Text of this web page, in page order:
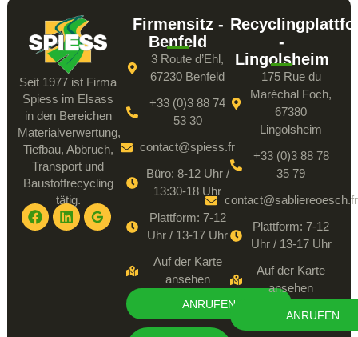
Seit 1977 ist Firma
Spiess im Elsass
in den Bereichen
Materialverwertung,
Tiefbau, Abbruch,
Transport und
Baustoffrecycling
tätig.
Firmensitz -
Benfeld
3 Route d’Ehl,
67230 Benfeld
+33 (0)3 88 74
53 30
contact@spiess.fr
Büro: 8-12 Uhr /
13:30-18 Uhr
Plattform: 7-12
Uhr / 13-17 Uhr
Auf der Karte
ansehen
ANRUFEN
-
Lingolsheim
175 Rue du
Maréchal Foch,
67380
Lingolsheim
+33 (0)3 88 78
35 79
contact@sabliereoesch.fr
Plattform: 7-12
Uhr / 13-17 Uhr
Auf der Karte
ansehen
ANRUFEN